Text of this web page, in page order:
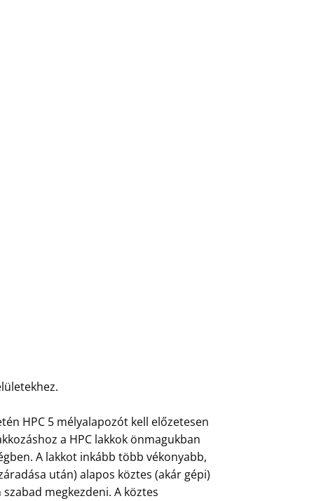
HPC 5 mélyalapozót kell előzetesen
a HPC lakkok önmagukban
A lakkot inkább több vékonyabb,
után) alapos köztes (akár gépi)
megkezdeni. A köztes